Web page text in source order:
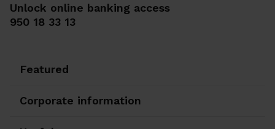
Unlock online banking access
950 18 33 13
Featured
Corporate information